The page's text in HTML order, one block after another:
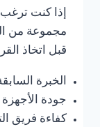
إذا كنت ترغب
مجموعة من
قبل اتخاذ
الخبرة
جودة
كفاءة فريق